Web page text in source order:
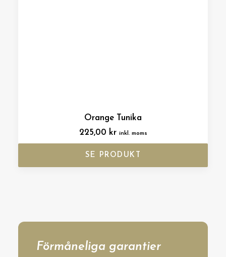
Orange Tunika
225,00 kr inkl. moms
SE PRODUKT
Förmåneliga garantier